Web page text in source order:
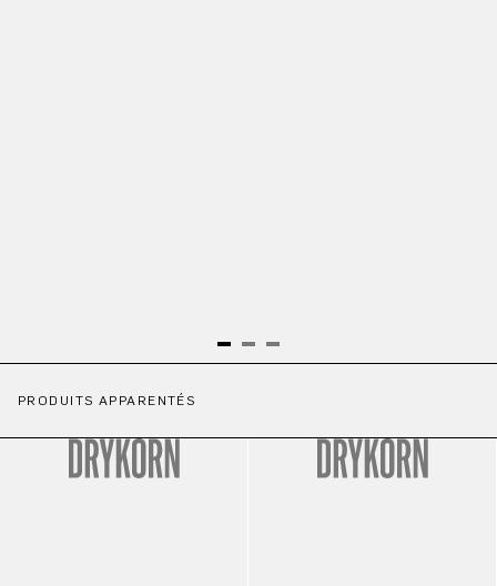
PRODUITS APPARENTÉS